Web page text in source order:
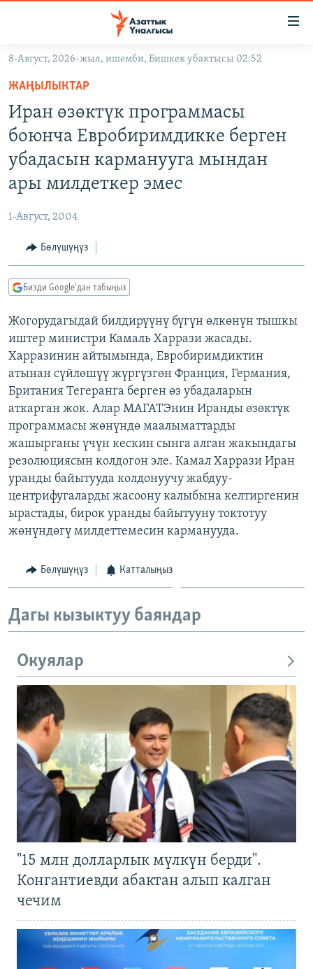
Навигацияга
өтүңүз
Издөөгө
салыңызКЫРГЫЗСТАН
САЯСАТ
ДҮЙНӨ
ДҮЙНӨ
УКРАИНА
БҮГҮН АЗАТТЫКТА
ЭКСПЕРТТЕР ТАЛДАЙТ
БИЗ ЖАНА ДҮЙНӨ
ЭЖЕ-СИҢДИЛЕР
АЗАТТЫК+
ЫҢГАЙСЫЗ СУРООЛОР
ПОДКАСТ
ӨЗГӨЧӨ ПИКИР
Русский
ОНЛАЙН ШЕРИНЕ
ЭЕ/АРнун бардык сайттары
8-Август, 2026-жыл, ишемби, Бишкек убактысы 02:52
ЖАҢЫЛЫКТАР
Иран өзөктүк программасы
боюнча Евробиримдикке берген
убадасын карманууга мындан
ары милдеткер эмес
1-Август, 2004
Бөлүшүңүз
Бизди Google'дан табыңыз
Жогорудагыдай билдирүүнү бүгүн өлкөнүн тышкы
иштер министри Камаль Харрази жасады.
Харразинин айтымында, Евробиримдиктин
атынан сүйлөшүү жүргүзгөн Франция, Германия,
Британия Тегеранга берген өз убадаларын
аткарган жок. Алар МАГАТЭнин Иранды өзөктүк
программасы жөнүндө маалыматтарды
жашырганы үчүн кескин сынга алган жакындагы
резолюциясын колдогон эле. Камал Харрази Иран
уранды байытууда колдонуучу жабдуу-
центрифугаларды жасоону калыбына келтиргенин
ырастады, бирок уранды байытууну токтотуу
жөнүндөгү милдеттемесин карманууда.
Бөлүшүңүз Катталыңыз
Дагы кызыктуу баяндар
Окуялар
"15 млн долларлык мүлкүн берди".
Конгантиевди абактан алып калган
чечим